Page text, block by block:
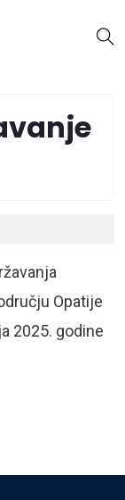
Opatije
2025. godine